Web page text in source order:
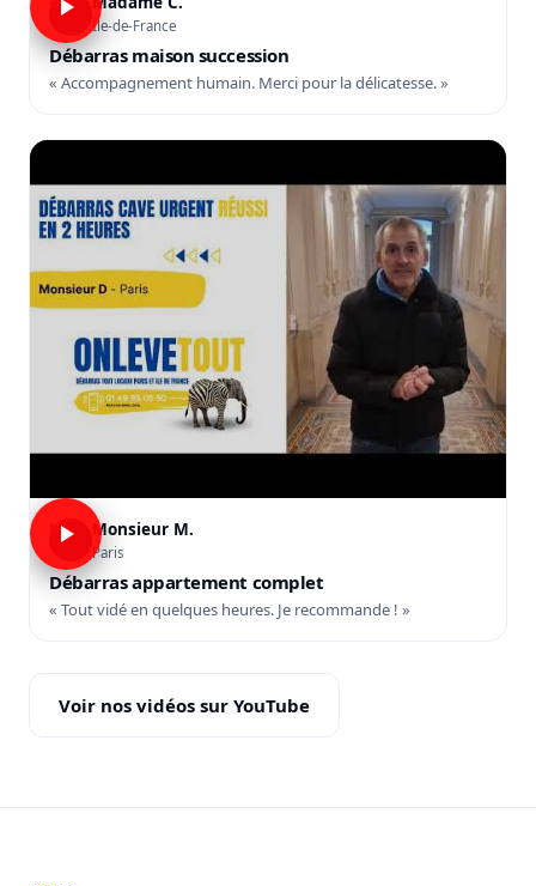
Île-de-France
Débarras maison succession
« Accompagnement humain. Merci pour la délicatesse. »
M Monsieur M.
Paris
Débarras appartement complet
« Tout vidé en quelques heures. Je recommande ! »
Voir nos vidéos sur YouTube